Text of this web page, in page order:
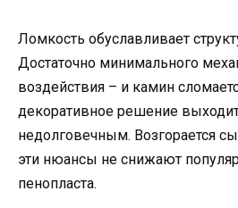
Ломкость обуславливает
Достаточно минимального
воздействия – и камин
декоративное решение
недолговечным. Возгорается
эти нюансы не снижают
пенопласта.